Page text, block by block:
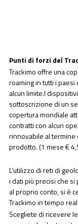
Punti di forzi del
Trackimo offre una
roaming in tutti i
alcun limite.I
sottoscrizione di un
copertura mondiale
contratti con alcun
rinnovabile al termine
prodotto. (1 mese €
L’utilizzo di reti di
i dati più precisi che
al proprio conto, si è
Trackimo in tempo
Scegliete di ricevere